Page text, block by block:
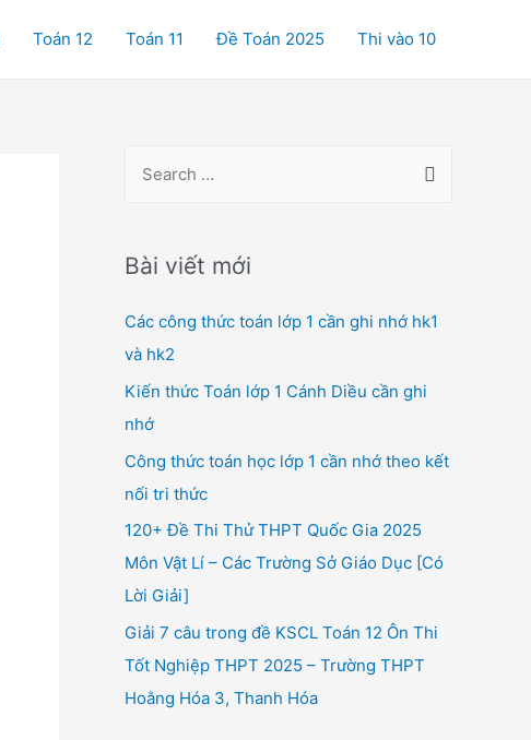
Toán 12 Toán 11 Đề Toán 2025 Thi vào 10
r
h
f
o
r
:
Bài viết mới
Các công thức toán lớp 1 cần ghi nhớ hk1
và hk2
Kiến thức Toán lớp 1 Cánh Diều cần ghi
nhớ
Công thức toán học lớp 1 cần nhớ theo kết
nối tri thức
120+ Đề Thi Thử THPT Quốc Gia 2025
Môn Vật Lí – Các Trường Sở Giáo Dục [Có
Lời Giải]
Giải 7 câu trong đề KSCL Toán 12 Ôn Thi
Tốt Nghiệp THPT 2025 – Trường THPT
Hoằng Hóa 3, Thanh Hóa